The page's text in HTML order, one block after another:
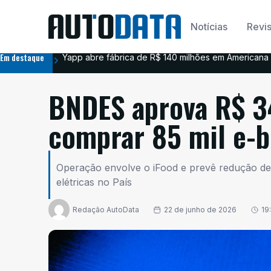
Notícias
Em destaque Yapp abre fábrica de R$ 140 milhões em
BNDES aprova R$
comprar 85 mil e-
Operação envolve o iFood e prevê redução
elétricas no País
Redação AutoData 22 de junho de 2026